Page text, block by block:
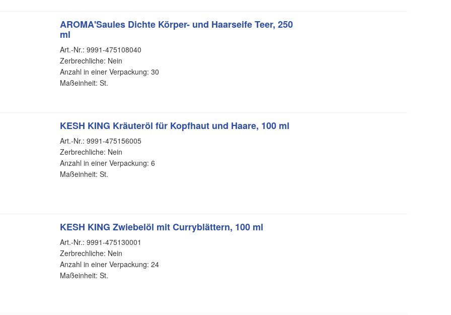
AROMA'Saules Dichte Körper- und Haarseife Teer, 250
ml
Art.-Nr.: 9991-475108040
Zerbrechliche: Nein
Anzahl in einer Verpackung: 30
Maßeinheit: St.
KESH KING Kräuteröl für Kopfhaut und Haare, 100 ml
Art.-Nr.: 9991-475156005
Zerbrechliche: Nein
Anzahl in einer Verpackung: 6
Maßeinheit: St.
KESH KING Zwiebelöl mit Curryblättern, 100 ml
Art.-Nr.: 9991-475130001
Zerbrechliche: Nein
Anzahl in einer Verpackung: 24
Maßeinheit: St.